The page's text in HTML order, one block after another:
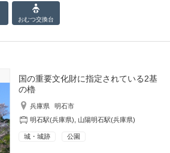
おむつ交換台
国の重要文化財に指定されている2基
の櫓
兵庫県
明石市
明石駅(兵庫県)
山陽明石駅(兵庫県)
城・城跡 公園